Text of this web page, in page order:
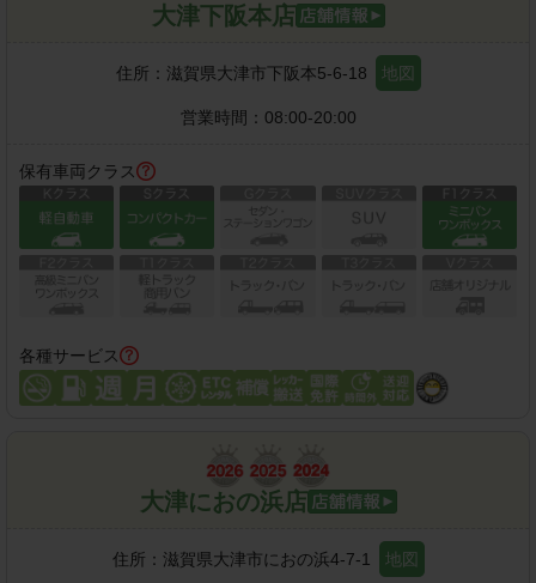
大津下阪本店
住所： 滋賀県大津市下阪本5-6-18 地図
営業時間： 08:00-20:00
保有車両クラス
各種サービス
大津におの浜店
住所： 滋賀県大津市におの浜4-7-1 地図